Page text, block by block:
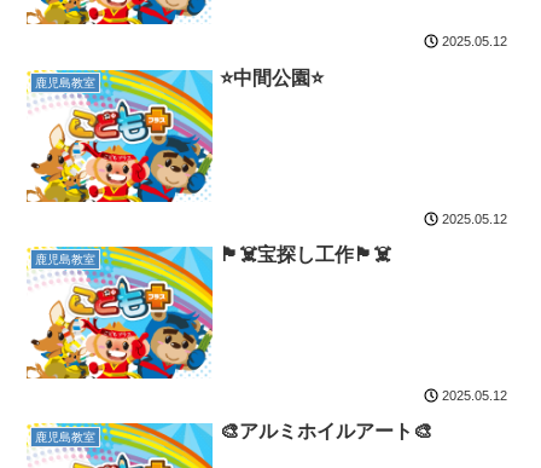
2025.05.12
鹿児島教室 ⭐️中間公園⭐️
2025.05.12
鹿児島教室 🏴‍☠️宝探し工作🏴‍☠️
2025.05.12
鹿児島教室 🎨アルミホイルアート🎨